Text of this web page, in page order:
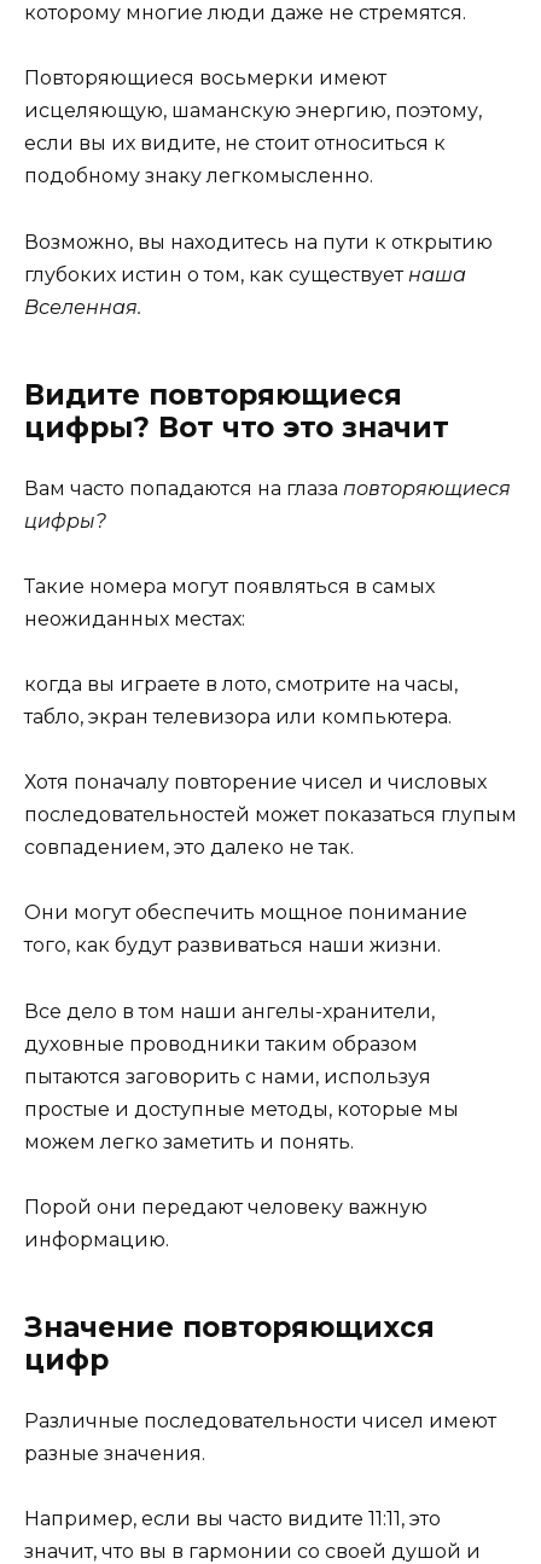
которому многие люди даже не стремятся.
Повторяющиеся восьмерки имеют
исцеляющую, шаманскую энергию, поэтому,
если вы их видите, не стоит относиться к
подобному знаку легкомысленно.
Возможно, вы находитесь на пути к открытию
глубоких истин о том, как существует наша
Вселенная.
Видите повторяющиеся
цифры? Вот что это значит
Вам часто попадаются на глаза повторяющиеся
цифры?
Такие номера могут появляться в самых
неожиданных местах:
когда вы играете в лото, смотрите на часы,
табло, экран телевизора или компьютера.
Хотя поначалу повторение чисел и числовых
последовательностей может показаться глупым
совпадением, это далеко не так.
Они могут обеспечить мощное понимание
того, как будут развиваться наши жизни.
Все дело в том наши ангелы-хранители,
духовные проводники таким образом
пытаются заговорить с нами, используя
простые и доступные методы, которые мы
можем легко заметить и понять.
Порой они передают человеку важную
информацию.
Значение повторяющихся
цифр
Различные последовательности чисел имеют
разные значения.
Например, если вы часто видите 11:11, это
значит, что вы в гармонии со своей душой и